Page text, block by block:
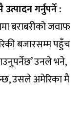
गर्नुपर्ने :
बराबरीको जवाफ
बजारसम्म पहुँच
उनले भने,
उसले अमेरिका मै